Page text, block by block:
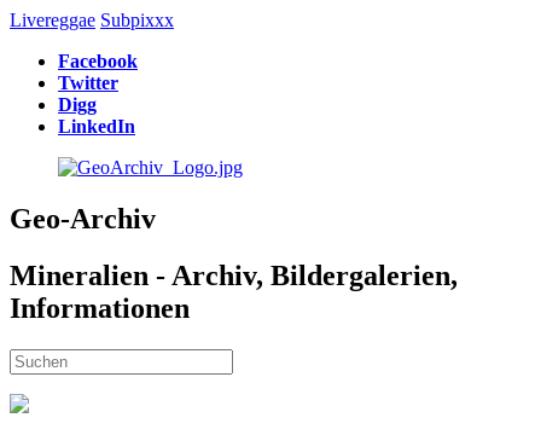
Livereggae Subpixxx
Facebook
Twitter
Digg
LinkedIn
Geo-Archiv
Mineralien - Archiv, Bildergalerien,
Informationen